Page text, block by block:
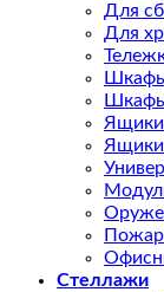
Для
Для
Ящики
Ящики
Стеллажи